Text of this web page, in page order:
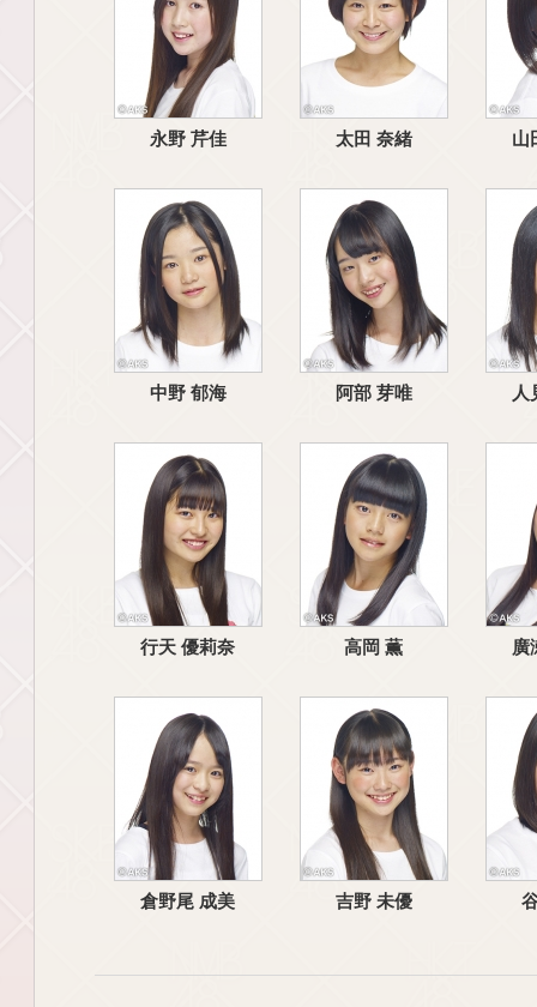
永野 芹佳 太田 奈緒 山
中野 郁海 阿部 芽唯 人
行天 優莉奈 高岡 薫 廣
倉野尾 成美 吉野 未優